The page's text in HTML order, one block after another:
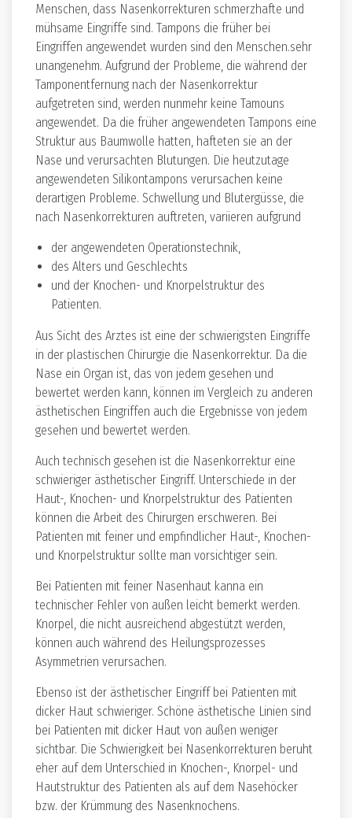
Menschen, dass Nasenkorrekturen schmerzhafte und
mühsame Eingriffe sind. Tampons die früher bei
Eingriffen angewendet wurden sind den Menschen.sehr
unangenehm. Aufgrund der Probleme, die während der
Tamponentfernung nach der Nasenkorrektur
aufgetreten sind, werden nunmehr keine Tamouns
angewendet. Da die früher angewendeten Tampons eine
Struktur aus Baumwolle hatten, hafteten sie an der
Nase und verursachten Blutungen. Die heutzutage
angewendeten Silikontampons verursachen keine
derartigen Probleme. Schwellung und Blutergüsse, die
nach Nasenkorrekturen auftreten, variieren aufgrund
der angewendeten Operationstechnik,
des Alters und Geschlechts
und der Knochen- und Knorpelstruktur des
Patienten.
Aus Sicht des Arztes ist eine der schwierigsten Eingriffe
in der plastischen Chirurgie die Nasenkorrektur. Da die
Nase ein Organ ist, das von jedem gesehen und
bewertet werden kann, können im Vergleich zu anderen
ästhetischen Eingriffen auch die Ergebnisse von jedem
gesehen und bewertet werden.
Auch technisch gesehen ist die Nasenkorrektur eine
schwieriger ästhetischer Eingriff. Unterschiede in der
Haut-, Knochen- und Knorpelstruktur des Patienten
können die Arbeit des Chirurgen erschweren. Bei
Patienten mit feiner und empfindlicher Haut-, Knochen-
und Knorpelstruktur sollte man vorsichtiger sein.
Bei Patienten mit feiner Nasenhaut kanna ein
technischer Fehler von außen leicht bemerkt werden.
Knorpel, die nicht ausreichend abgestützt werden,
können auch während des Heilungsprozesses
Asymmetrien verursachen.
Ebenso ist der ästhetischer Eingriff bei Patienten mit
dicker Haut schwieriger. Schöne ästhetische Linien sind
bei Patienten mit dicker Haut von außen weniger
sichtbar. Die Schwierigkeit bei Nasenkorrekturen beruht
eher auf dem Unterschied in Knochen-, Knorpel- und
Hautstruktur des Patienten als auf dem Nasehöcker
bzw. der Krümmung des Nasenknochens.